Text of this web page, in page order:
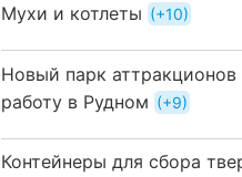
Мухи и котлеты +10
Новый парк аттракционов
работу в Рудном
+9
Контейнеры для сбора